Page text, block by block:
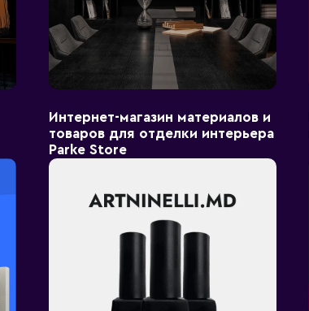
Интернет-магазин материалов и
товаров для отделки интерьера
Parke Store